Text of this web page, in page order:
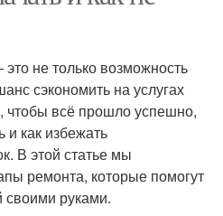
не только возможность
сэкономить на услугах
чтобы всё прошло успешно,
и как избежать
В этой статье мы
ремонта, которые помогут
своими руками.